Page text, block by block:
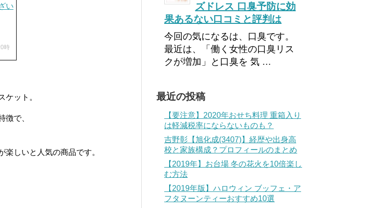
時
ケット。
徴で、
しいと人気の商品です。
ズドレス 口臭予防に効
果あるない口コミと評判は
今回の気になるは、口臭です。
最近は、「働く女性の口臭リス
クが増加」と口臭を 気 …
最近の投稿
【要注意】2020年おせち料理 重箱入り
は軽減税率にならないものも？
吉野彰【旭化成(3407)】経歴や出身高
校と家族構成？プロフィールのまとめ
【2019年】お台場 冬の花火を10倍楽し
む方法
【2019年版】ハロウィン ブッフェ・ア
フタヌーンティーおすすめ10選